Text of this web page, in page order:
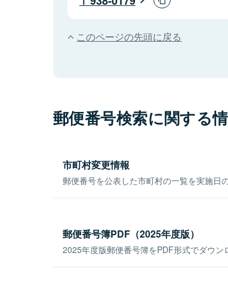
このページの先頭に戻る
郵便番号検索に関する
市町村変更情報
郵便番号を公表した市町村の一覧を実施日
郵便番号簿PDF（2025年度版）
2025年度版郵便番号簿をPDF形式でダウン